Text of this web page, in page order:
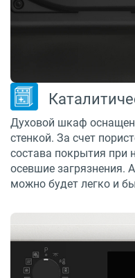
Духовой шкаф оснащен
стенкой. За счет
состава покрытия при
осевшие загрязнения.
можно будет легко и